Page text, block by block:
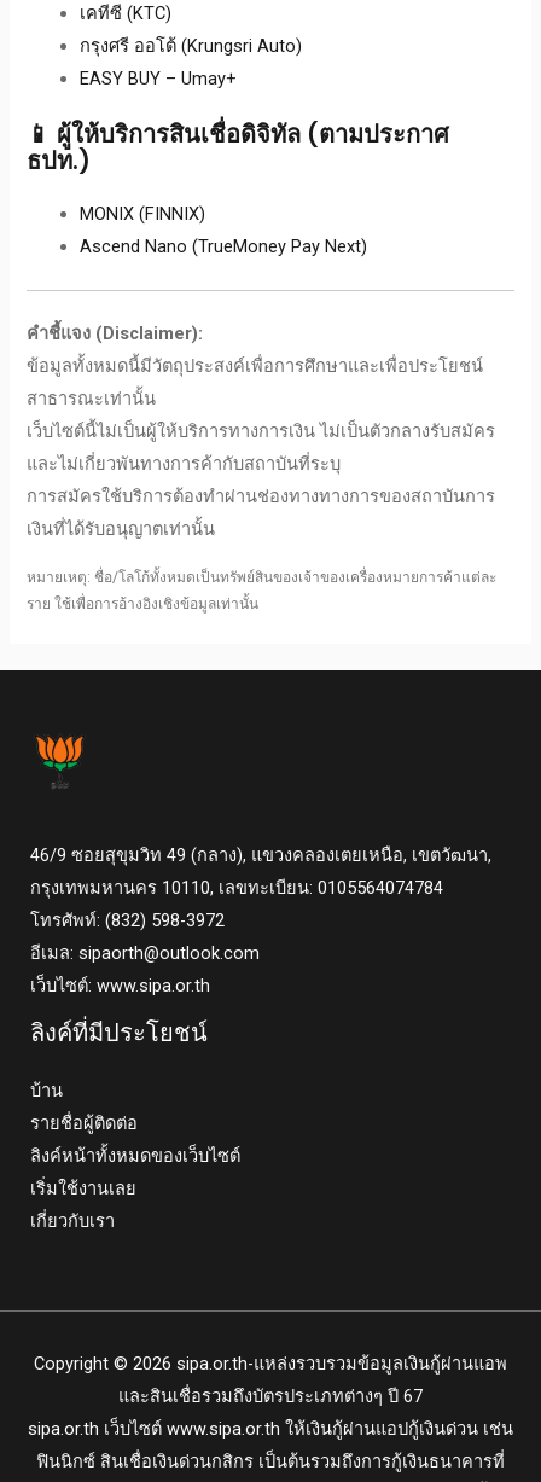
เคทีซี (KTC)
กรุงศรี ออโต้ (Krungsri Auto)
EASY BUY – Umay+
📱 ผู้ให้บริการสินเชื่อดิจิทัล (ตามประกาศ
ธปท.)
MONIX (FINNIX)
Ascend Nano (TrueMoney Pay Next)
คำชี้แจง (Disclaimer):
ข้อมูลทั้งหมดนี้มีวัตถุประสงค์เพื่อการศึกษาและเพื่อประโยชน์
สาธารณะเท่านั้น
เว็บไซต์นี้ไม่เป็นผู้ให้บริการทางการเงิน ไม่เป็นตัวกลางรับสมัคร
และไม่เกี่ยวพันทางการค้ากับสถาบันที่ระบุ
การสมัครใช้บริการต้องทำผ่านช่องทางทางการของสถาบันการ
เงินที่ได้รับอนุญาตเท่านั้น
หมายเหตุ: ชื่อ/โลโก้ทั้งหมดเป็นทรัพย์สินของเจ้าของเครื่องหมายการค้าแต่ละ
ราย ใช้เพื่อการอ้างอิงเชิงข้อมูลเท่านั้น
46/9 ซอยสุขุมวิท 49 (กลาง), แขวงคลองเตยเหนือ, เขตวัฒนา,
กรุงเทพมหานคร 10110, เลขทะเบียน: 0105564074784
โทรศัพท์: (832) 598-3972
อีเมล: sipaorth@outlook.com
เว็บไซต์: www.sipa.or.th
ลิงค์ที่มีประโยชน์
บ้าน
รายชื่อผู้ติดต่อ
ลิงค์หน้าทั้งหมดของเว็บไซต์
เริ่มใช้งานเลย
เกี่ยวกับเรา
Copyright © 2026 sipa.or.th-แหล่งรวบรวมข้อมูลเงินกู้ผ่านแอพ
และสินเชื่อรวมถึงบัตรประเภทต่างๆ ปี 67
sipa.or.th เว็บไซต์ www.sipa.or.th ให้เงินกู้ผ่านแอปกู้เงินด่วน เช่น
ฟินนิกซ์ สินเชื่อเงินด่วนกสิกร เป็นต้นรวมถึงการกู้เงินธนาคารที่